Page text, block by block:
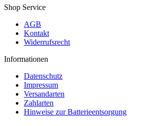
Shop Service
AGB
Kontakt
Widerrufsrecht
Informationen
Datenschutz
Impressum
Versandarten
Zahlarten
Hinweise zur Batterieentsorgung